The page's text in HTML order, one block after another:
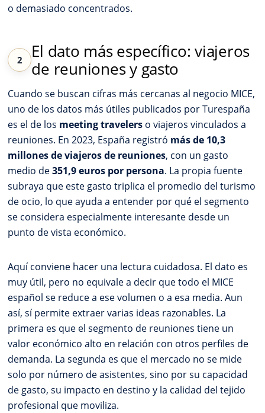
o demasiado concentrados.
El dato más específico: viajeros
de reuniones y gasto
Cuando se buscan cifras más cercanas al negocio MICE,
uno de los datos más útiles publicados por Turespaña
es el de los meeting travelers o viajeros vinculados a
reuniones. En 2023, España registró más de 10,3
millones de viajeros de reuniones, con un gasto
medio de351,9 euros por persona. La propia fuente
subraya que este gasto triplica el promedio del turismo
de ocio, lo que ayuda a entender por qué el segmento
se considera especialmente interesante desde un
punto de vista económico.
Aquí conviene hacer una lectura cuidadosa. El dato es
muy útil, pero no equivale a decir que todo el MICE
español se reduce a ese volumen o a esa media. Aun
así, sí permite extraer varias ideas razonables. La
primera es que el segmento de reuniones tiene un
valor económico alto en relación con otros perfiles de
demanda. La segunda es que el mercado no se mide
solo por número de asistentes, sino por su capacidad
de gasto, su impacto en destino y la calidad del tejido
profesional que moviliza.